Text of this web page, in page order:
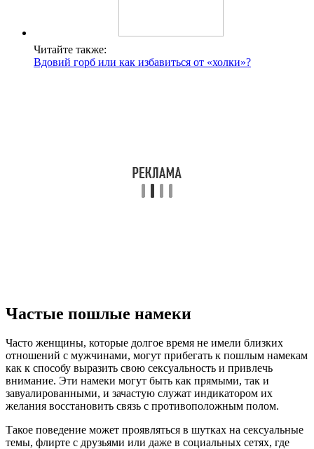
Читайте также:
Вдовий горб или как избавиться от «холки»?
Частые пошлые намеки
Часто женщины, которые долгое время не имели близких
отношений с мужчинами, могут прибегать к пошлым намекам
как к способу выразить свою сексуальность и привлечь
внимание. Эти намеки могут быть как прямыми, так и
завуалированными, и зачастую служат индикатором их
желания восстановить связь с противоположным полом.
Такое поведение может проявляться в шутках на сексуальные
темы, флирте с друзьями или даже в социальных сетях, где